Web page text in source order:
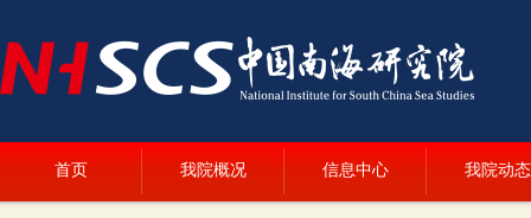
首页 我院概况 信息中心 我院动态